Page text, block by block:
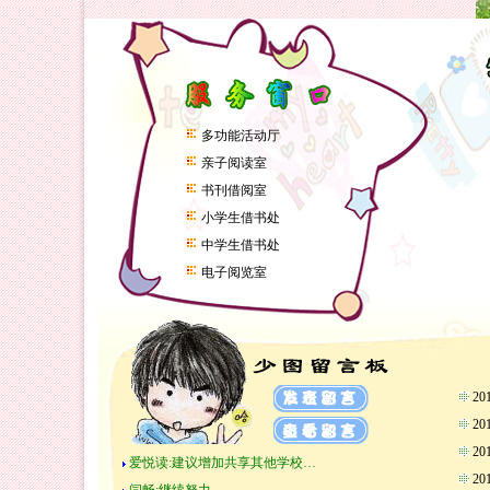
多功能活动厅
亲子阅读室
书刊借阅室
小学生借书处
中学生借书处
电子阅览室
爱悦读:建议增加共享其他学校…